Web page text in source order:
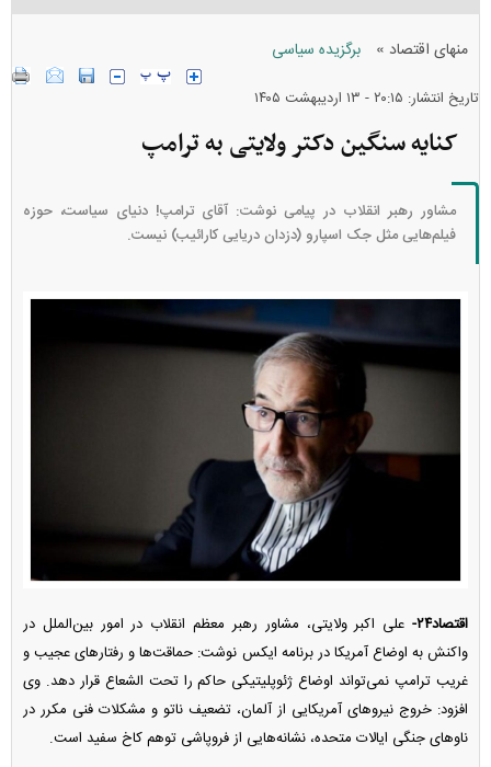
منهای اقتصاد » برگزیده سیاسی
تاریخ انتشار: ۲۰:۱۵ - ۱۳ ارديبهشت ۱۴۰۵
کنایه سنگین دکتر ولایتی به ترامپ
مشاور رهبر انقلاب در پیامی نوشت: آقای ترامپ! دنیای سیاست، حوزه
فیلم‌هایی مثل جک اسپارو (دزدان دریایی کارائیب) نیست.
اقتصاد۲۴-
علی اکبر ولایتی، مشاور رهبر معظم انقلاب در امور بین‌الملل در
واکنش به اوضاع آمریکا در برنامه ایکس نوشت: حماقت‌ها و رفتار‌های عجیب و
غریب ترامپ نمی‌تواند اوضاع ژئوپلیتیکی حاکم را تحت الشعاع قرار دهد. وی
افزود: خروج نیرو‌های آمریکایی از آلمان، تضعیف ناتو و مشکلات فنی مکرر در
ناو‌های جنگی ایالات متحده، نشانه‌هایی از فروپاشی توهم کاخ سفید است.